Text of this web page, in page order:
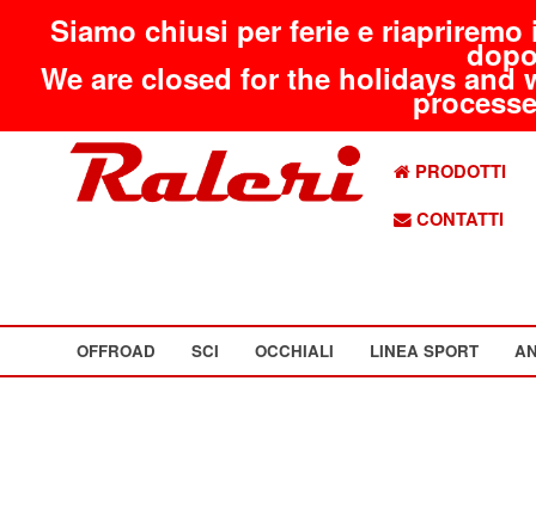
Siamo chiusi per ferie e
We are closed for the holidays
PRODOTTI
CONTATTI
OFFROAD SCI OCCHIALI LINEA SPORT